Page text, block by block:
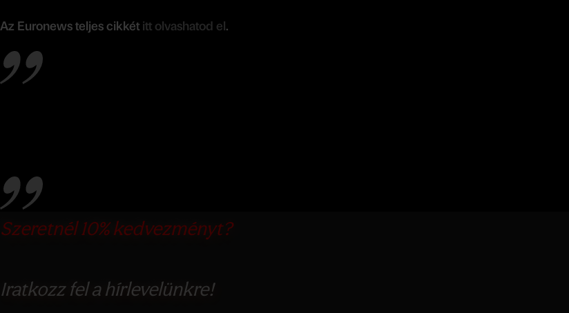
Az Euronews teljes cikkét itt olvashatod el
Szeretnél 10% kedvezményt?
Iratkozz fel a hírlevelünkre!